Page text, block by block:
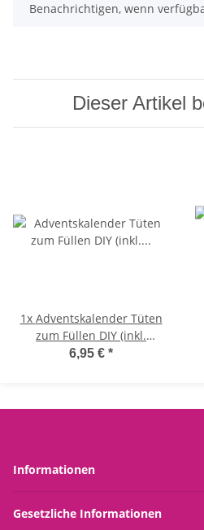
Benachrichtigen, wenn
Dieser Artikel
1x Adventskalender Tüten
zum Füllen DIY (inkl.
Zahlenaufkleber) -
6,95 € *
Informationen
Gesetzliche Informationen